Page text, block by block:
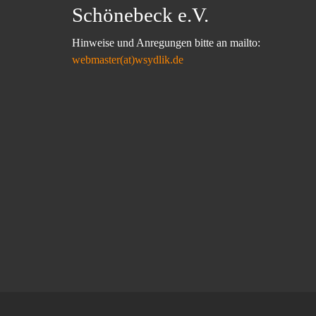
Schönebeck e.V.
Hinweise und Anregungen bitte an mailto:
webmaster(at)wsydlik.de